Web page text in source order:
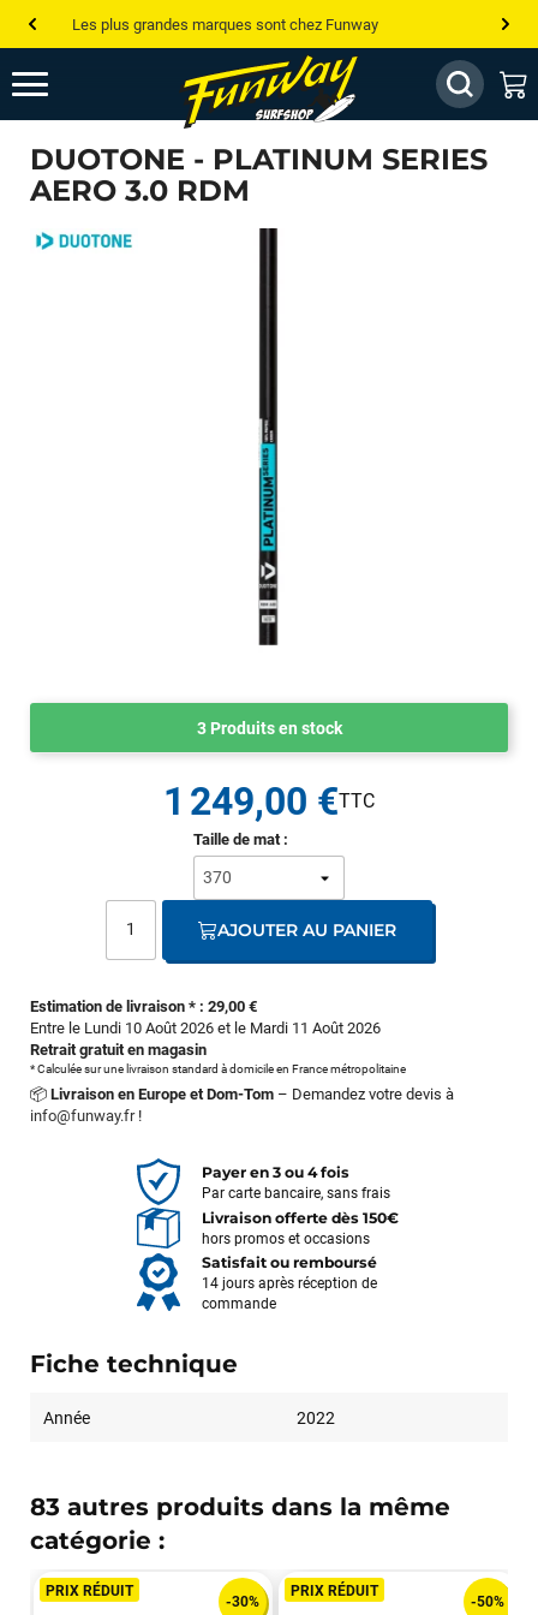
Les plus grandes marques sont chez Funway
Jusqu’à -75% de remise sur le windsurf, wingfoil, etc...
💰 Meilleur prix garanti — Moins cher ailleurs ? On s’aligne !
Besoin de conseils de pro ? Appelle nous !
DUOTONE - PLATINUM SERIES
AERO 3.0 RDM
3 Produits en stock
Estimation de livraison * : 29,00 €
Entre le Lundi 10 Août 2026 et le Mardi 11 Août 2026
Retrait gratuit en magasin
* Calculée sur une livraison standard à domicile en France métropolitaine
📦 Livraison en Europe et Dom-Tom – Demandez votre devis à
info@funway.fr!
Taille de mat :
1 249,00 €
AJOUTER AU PANIER
Payer en 3 ou 4 fois
Par carte bancaire, sans frais
Livraison offerte dès 150€
hors promos et occasions
Satisfait ou remboursé
14 jours après réception de
commande
Fiche technique
Année 2022
83 autres produits dans la même
catégorie :
PRIX RÉDUIT
-30%
PRIX RÉDUIT
-50%